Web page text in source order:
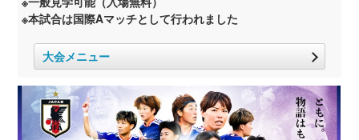
※本試合は国際Aマッチとして行われました
大会メニュー